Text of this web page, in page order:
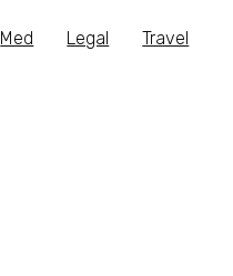
Med Legal Travel